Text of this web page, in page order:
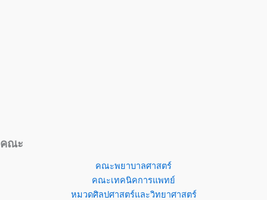
คณะ
คณะพยาบาลศาสตร์
คณะเทคนิคการแพทย์
หมวดศิลปศาสตร์และวิทยาศาสตร์